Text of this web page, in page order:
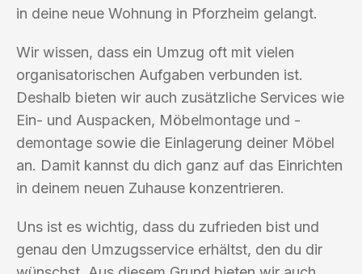
in deine neue Wohnung in Pforzheim gelangt.
Wir wissen, dass ein Umzug oft mit vielen
organisatorischen Aufgaben verbunden ist.
Deshalb bieten wir auch zusätzliche Services wie
Ein- und Auspacken, Möbelmontage und -
demontage sowie die Einlagerung deiner Möbel
an. Damit kannst du dich ganz auf das Einrichten
in deinem neuen Zuhause konzentrieren.
Uns ist es wichtig, dass du zufrieden bist und
genau den Umzugsservice erhältst, den du dir